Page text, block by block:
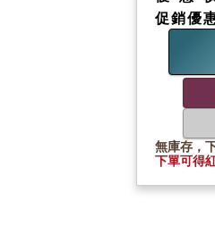
促銷優
無庫存，
下單可得